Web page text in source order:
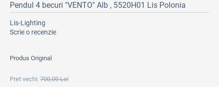
Pendul 4 becuri "VENTO" Alb , 5520H01 Lis Polonia
Lis-Lighting
Scrie o recenzie
Produs Original
Pret vechi: 700,00 Lei